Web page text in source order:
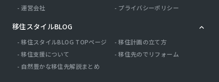
運営会社 プライバシーポリシー
移住スタイルBLOG
移住スタイルBLOG TOPページ
移住計画の立て方
移住支援について
移住先のでリフォーム
自然豊かな移住先解説まとめ